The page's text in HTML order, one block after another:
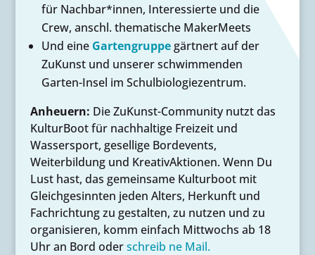
für Nachbar*innen, Interessierte und die
Crew, anschl. thematische MakerMeets
Und eine Gartengruppegärtnert auf der
ZuKunst und unserer schwimmenden
Garten-Insel im Schulbiologiezentrum.
Anheuern: Die ZuKunst-Community nutzt das
KulturBoot für nachhaltige Freizeit und
Wassersport, gesellige Bordevents,
Weiterbildung und KreativAktionen. Wenn Du
Lust hast, das gemeinsame Kulturboot mit
Gleichgesinnten jeden Alters, Herkunft und
Fachrichtung zu gestalten, zu nutzen und zu
organisieren, komm einfach Mittwochs ab 18
Uhr an Bord oderschreib ne Mail.